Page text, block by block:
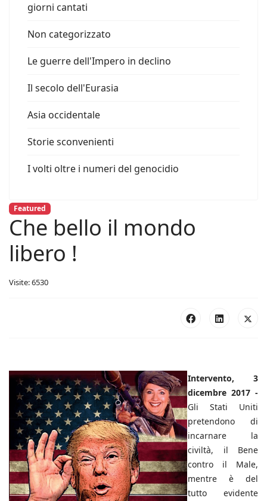
giorni cantati
Non categorizzato
Le guerre dell'Impero in declino
Il secolo dell'Eurasia
Asia occidentale
Storie sconvenienti
I volti oltre i numeri del genocidio
Featured
Che bello il mondo
libero !
Visite: 6530
Intervento, 3
dicembre 2017 -
Gli Stati Uniti
pretendono di
incarnare la
civiltà, il Bene
contro il Male,
mentre è del
tutto evidente